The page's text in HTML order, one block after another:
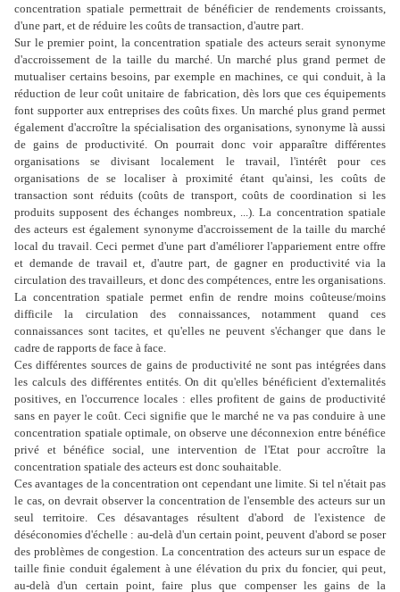
concentration spatiale permettrait de bénéficier de rendements croissants,
d'une part, et de réduire les coûts de transaction, d'autre part.
Sur le premier point, la concentration spatiale des acteurs serait synonyme
d'accroissement de la taille du marché. Un marché plus grand permet de
mutualiser certains besoins, par exemple en machines, ce qui conduit, à la
réduction de leur coût unitaire de fabrication, dès lors que ces équipements
font supporter aux entreprises des coûts fixes. Un marché plus grand permet
également d'accroître la spécialisation des organisations, synonyme là aussi
de gains de productivité. On pourrait donc voir apparaître différentes
organisations se divisant localement le travail, l'intérêt pour ces
organisations de se localiser à proximité étant qu'ainsi, les coûts de
transaction sont réduits (coûts de transport, coûts de coordination si les
produits supposent des échanges nombreux, ...). La concentration spatiale
des acteurs est également synonyme d'accroissement de la taille du marché
local du travail. Ceci permet d'une part d'améliorer l'appariement entre offre
et demande de travail et, d'autre part, de gagner en productivité via la
circulation des travailleurs, et donc des compétences, entre les organisations.
La concentration spatiale permet enfin de rendre moins coûteuse/moins
difficile la circulation des connaissances, notamment quand ces
connaissances sont tacites, et qu'elles ne peuvent s'échanger que dans le
cadre de rapports de face à face.
Ces différentes sources de gains de productivité ne sont pas intégrées dans
les calculs des différentes entités. On dit qu'elles bénéficient d'externalités
positives, en l'occurrence locales : elles profitent de gains de productivité
sans en payer le coût. Ceci signifie que le marché ne va pas conduire à une
concentration spatiale optimale, on observe une déconnexion entre bénéfice
privé et bénéfice social, une intervention de l'Etat pour accroître la
concentration spatiale des acteurs est donc souhaitable.
Ces avantages de la concentration ont cependant une limite. Si tel n'était pas
le cas, on devrait observer la concentration de l'ensemble des acteurs sur un
seul territoire. Ces désavantages résultent d'abord de l'existence de
déséconomies d'échelle : au-delà d'un certain point, peuvent d'abord se poser
des problèmes de congestion. La concentration des acteurs sur un espace de
taille finie conduit également à une élévation du prix du foncier, qui peut,
au-delà d'un certain point, faire plus que compenser les gains de la